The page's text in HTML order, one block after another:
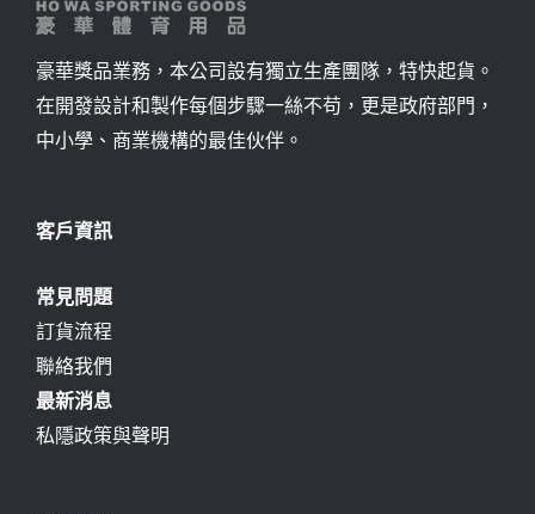
豪華獎品業務，本公司設有獨立生產團隊，特快起貨。
在開發設計和製作每個步驟一絲不苟，更是政府部門，
中小學、商業機構的最佳伙伴。
客戶資訊
常見問題
訂貨流程
聯絡我們
最新消息
私隱政策與聲明